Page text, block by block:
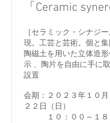
「Ceramic
［セラミック・シナジ
現。工芸と芸術。個と集
陶磁土を用いた立体造
示 、陶片を自由に手に
設置
会期：２０２３年１０
２２日（日）
１０：００～１８